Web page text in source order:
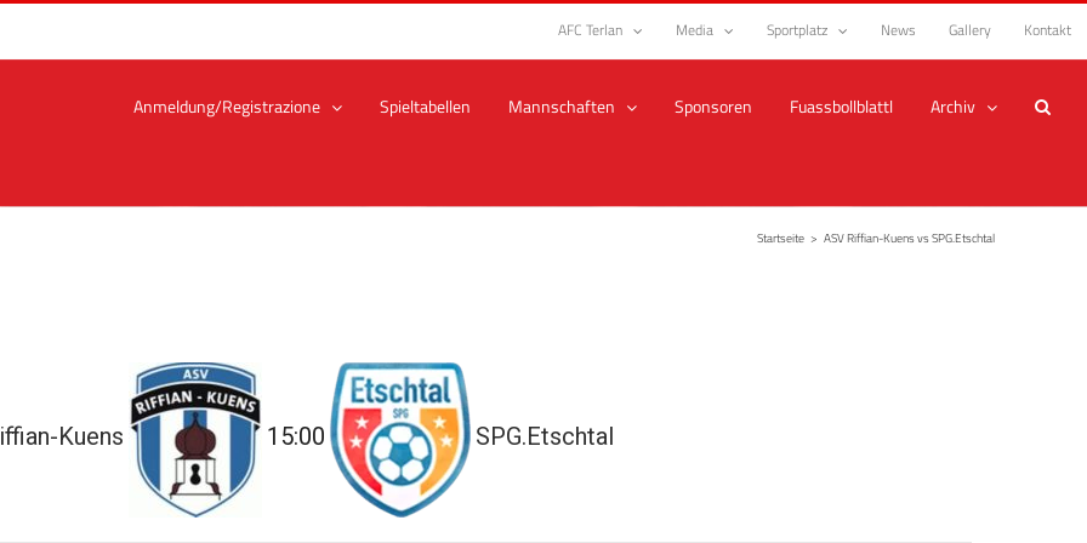
AFC Terlan Media Sportplatz News Gallery Kontakt
Anmeldung/Registrazione Spieltabellen Mannschaften Sponsoren Fuassbollblattl Archiv
Startseite > ASV Riffian-Kuens vs SPG.Etschtal
Kuens 15:00 SPG.Etschtal